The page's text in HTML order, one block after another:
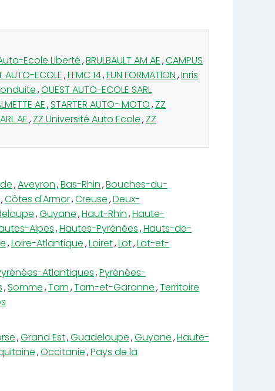
Ecole Liberté,BRULBAULT AM AE,CAMPUS
AUTO-ECOLE,FFMC 14,FUN FORMATION,Inris
,OUEST AUTO-ECOLE SARL
AE,STARTER AUTO- MOTO,ZZ
AE,ZZ Université Auto Ecole,ZZ
,Aveyron,Bas-Rhin,Bouches-du-
,Côtes d'Armor,Creuse,Deux-
,Guyane,Haut-Rhin,Haute-
Alpes,Hautes-Pyrénées,Hauts-de-
,Loire-Atlantique,Loiret,Lot,Lot-et-
Atlantiques,Pyrénées-
,Somme,Tarn,Tarn-et-Garonne,Territoire
,Grand Est,Guadeloupe,Guyane,Haute-
,Occitanie,Pays de la